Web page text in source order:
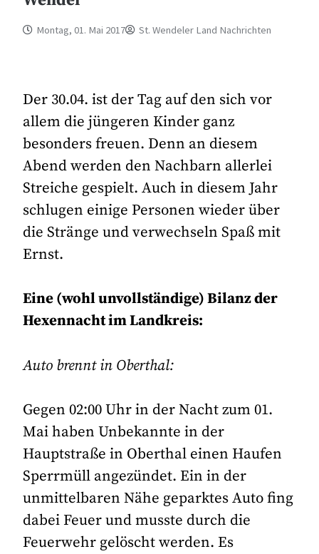
Montag, 01. Mai 2017 St. Wendeler Land Nachrichten
Der 30.04. ist der Tag auf den sich vor
allem die jüngeren Kinder ganz
besonders freuen. Denn an diesem
Abend werden den Nachbarn allerlei
Streiche gespielt. Auch in diesem Jahr
schlugen einige Personen wieder über
die Stränge und verwechseln Spaß mit
Ernst.
Eine (wohl unvollständige) Bilanz der
Hexennacht im Landkreis:
Auto brennt in Oberthal:
Gegen 02:00 Uhr in der Nacht zum 01.
Mai haben Unbekannte in der
Hauptstraße in Oberthal einen Haufen
Sperrmüll angezündet. Ein in der
unmittelbaren Nähe geparktes Auto fing
dabei Feuer und musste durch die
Feuerwehr gelöscht werden. Es